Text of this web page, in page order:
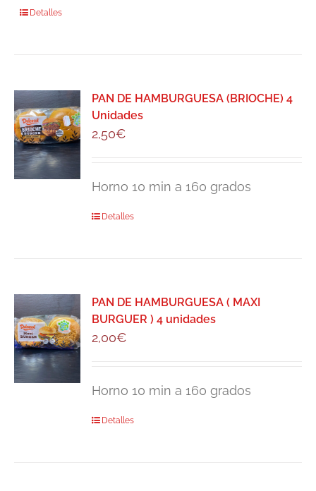
Detalles
PAN DE HAMBURGUESA (BRIOCHE) 4
Unidades
2,50€
Horno 10 min a 160 grados
Detalles
PAN DE HAMBURGUESA ( MAXI
BURGUER ) 4 unidades
2,00€
Horno 10 min a 160 grados
Detalles